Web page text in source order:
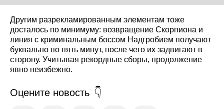
Другим разрекламированным элементам тоже
досталось по минимуму: возвращение Скорпиона и
линия с криминальным боссом Надгробием получают
буквально по пять минут, после чего их задвигают в
сторону. Учитывая рекордные сборы, продолжение
явно неизбежно.
Оцените новость